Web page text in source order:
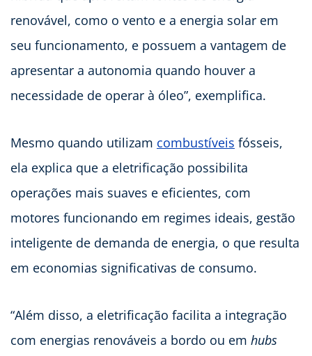
renovável, como o vento e a energia solar em
seu funcionamento, e possuem a vantagem de
apresentar a autonomia quando houver a
necessidade de operar à óleo”, exemplifica.
Mesmo quando utilizam combustíveis fósseis,
ela explica que a eletrificação possibilita
operações mais suaves e eficientes, com
motores funcionando em regimes ideais, gestão
inteligente de demanda de energia, o que resulta
em economias significativas de consumo.
“Além disso, a eletrificação facilita a integração
com energias renováveis a bordo ou em hubs